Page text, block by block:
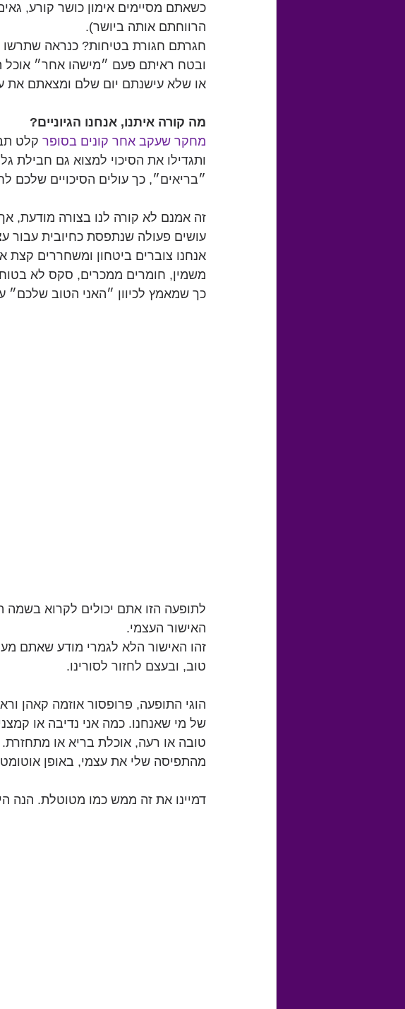
כשאתם מסיימים אימון כושר קורע,
הרווחתם אותה ביושר).
חגרתם חגורת בטיחות? כנראה שתרשו
ובטח ראיתם פעם ״מישהו אחר״ אוכל
או שלא עישנתם יום שלם ומצאתם את
מה קורה איתנו, אנחנו הגיוניים?
מחקר שעקב אחר קונים בסופר קלט
ותגדילו את הסיכוי למצוא גם חבילת
״בריאים״, כך עולים הסיכויים שלכם
זה אמנם לא קורה לנו בצורה מודעת,
עושים פעולה שנתפסת כחיובית עבור
אנחנו צוברים ביטחון ומשחררים
משמין, חומרים ממכרים, סקס לא
כך שמאמץ לכיוון ״האני הטוב שלכם״
האישור העצמי.
זהו האישור הלא לגמרי מודע שאתם
טוב, ובעצם לחזור לסורינו.
הוגי התופעה, פרופסור אוזמה קאהן
של מי שאנחנו. כמה אני נדיבה או
טובה או רעה, אוכלת בריא או
מהתפיסה שלי את עצמי, באופן
דמיינו את זה ממש כמו מטוטלת. הנה